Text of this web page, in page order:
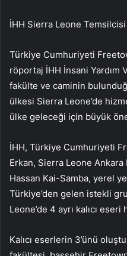
İHH Sierra Leone
Türkiye Cumhuriyeti
röportaj İHH İnsani Yardım
fakülte ve caminin
ülkesi Sierra Leone’de
ülke geleceği için büyük
İHH, Türkiye Cumhuriyeti
Erkan, Sierra Leone
Hassan Kai-Samba, yerel
Türkiye’den gelen istekli
Leone’de 4 ayrı kalıcı eseri
Kalıcı eserlerin 3’ünü